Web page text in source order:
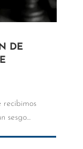
DE
recibimos
sesgo...